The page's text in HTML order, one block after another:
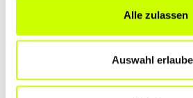
Alle zulassen
Auswahl